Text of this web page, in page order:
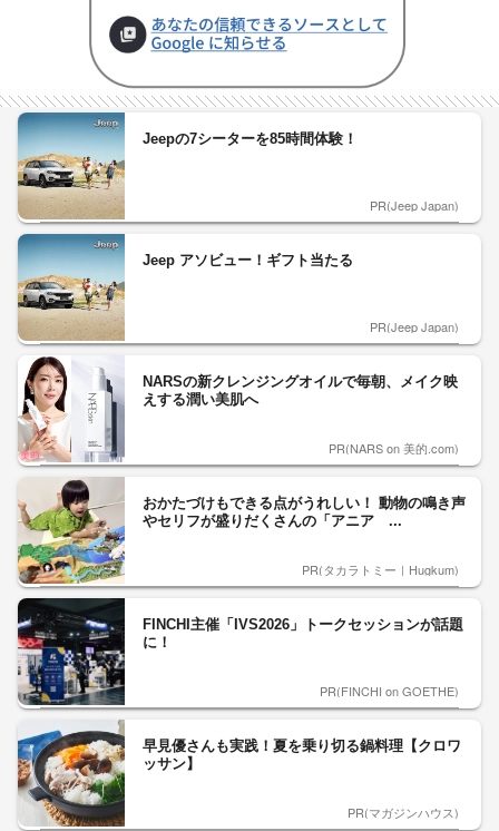
Jeepの7シーターを85時間体験！
PR(Jeep Japan)
Jeep アソビュー！ギフト当たる
PR(Jeep Japan)
NARSの新クレンジングオイルで毎朝、メイク映
えする潤い美肌へ
PR(NARS on 美的.com)
おかたづけもできる点がうれしい！ 動物の鳴き声
やセリフが盛りだくさんの「アニア ...
PR(タカラトミー｜Hugkum)
FINCHI主催「IVS2026」トークセッションが話題
に！
PR(FINCHI on GOETHE)
早見優さんも実践！夏を乗り切る鍋料理【クロワ
ッサン】
PR(マガジンハウス)